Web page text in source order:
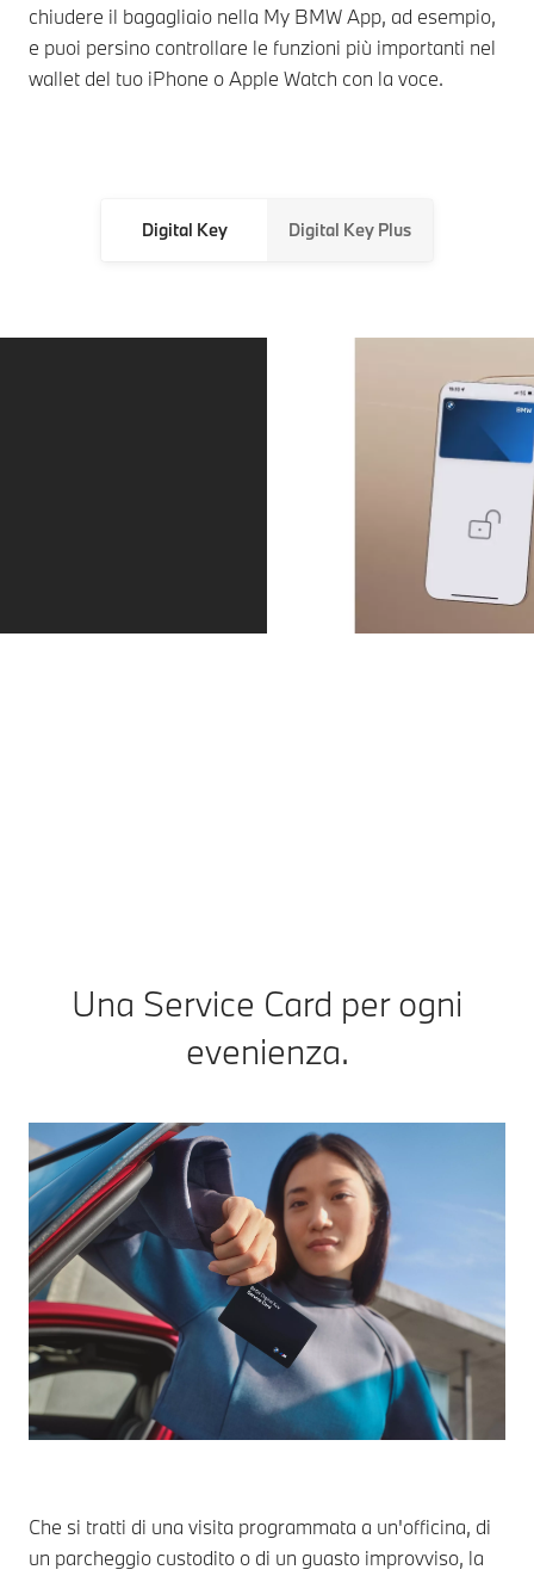
chiudere il bagagliaio nella My BMW App, ad esempio,
e puoi persino controllare le funzioni più importanti nel
wallet del tuo iPhone o Apple Watch con la voce.
Digital Key Digital Key Plus
BMW Digital Key.
Una Service Card per ogni
evenienza.
Che si tratti di una visita programmata a un'officina, di
un parcheggio custodito o di un guasto improvviso, la